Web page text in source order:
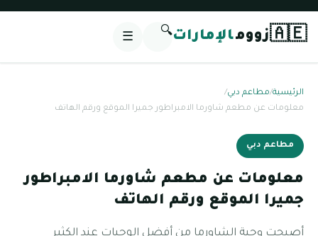
🇦🇪زوومالإمارات🔍
☰
الرئيسية/مطاعم دبي/
معلومات عن مطعم شاورما الامبراطور جميرا الموقع ورقم الهاتف
مطاعم دبي
معلومات عن مطعم شاورما الامبراطور
جميرا الموقع ورقم الهاتف
أصبحت وجبة الشاورما من أفضل الوجبات عند الكثير